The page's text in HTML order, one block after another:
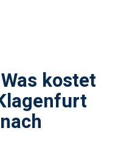
kostet